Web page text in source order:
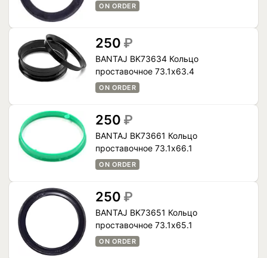
ON ORDER
250 ₽
BANTAJ BK73634 Кольцо
проставочное 73.1x63.4
ON ORDER
250 ₽
BANTAJ BK73661 Кольцо
проставочное 73.1x66.1
ON ORDER
250 ₽
BANTAJ BK73651 Кольцо
проставочное 73.1x65.1
ON ORDER